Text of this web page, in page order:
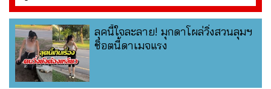
ลุคนี้ใจละลาย! มุกดาโผล่วิ่งสวนลุมฯ
ช็อตนี้ดาเมจแรง